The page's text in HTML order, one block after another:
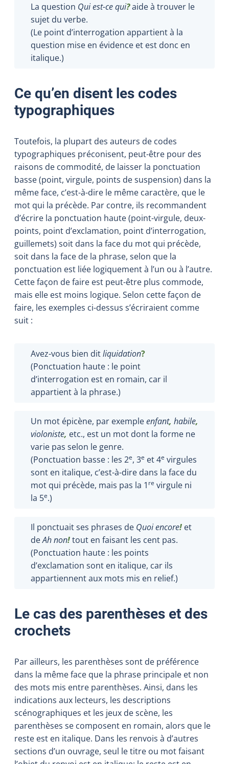
La question Qui est-ce qui?aide à trouver le
sujet du verbe.
(Le point d’interrogation appartient à la
question mise en évidence et est donc en
italique.)
Ce qu’en disent les codes
typographiques
Toutefois, la plupart des auteurs de codes
typographiques préconisent, peut-être pour des
raisons de commodité, de laisser la ponctuation
basse (point, virgule, points de suspension) dans la
même face, c’est-à-dire le même caractère, que le
mot qui la précède. Par contre, ils recommandent
d’écrire la ponctuation haute (point-virgule, deux-
points, point d’exclamation, point d’interrogation,
guillemets) soit dans la face du mot qui précède,
soit dans la face de la phrase, selon que la
ponctuation est liée logiquement à l’un ou à l’autre.
Cette façon de faire est peut-être plus commode,
mais elle est moins logique. Selon cette façon de
faire, les exemples ci-dessus s’écriraient comme
suit :
Avez-vous bien ditliquidation?
(Ponctuation haute : le point
d’interrogation est en romain, car il
appartient à la phrase.)
Un mot épicène, par exempleenfant, habile,
violoniste, etc., est un mot dont la forme ne
varie pas selon le genre.
(Ponctuation basse : les 2e, 3e et 4e virgules
sont en italique, c’est-à-dire dans la face du
mot qui précède, mais pas la 1 re virgule ni
la 5e.)
Il ponctuait ses phrases de Quoi encore! et
deAh non!tout en faisant les cent pas.
(Ponctuation haute : les points
d’exclamation sont en italique, car ils
appartiennent aux mots mis en relief.)
Le cas des parenthèses et des
crochets
Par ailleurs, les parenthèses sont de préférence
dans la même face que la phrase principale et non
des mots mis entre parenthèses. Ainsi, dans les
indications aux lecteurs, les descriptions
scénographiques et les jeux de scène, les
parenthèses se composent en romain, alors que le
reste est en italique. Dans les renvois à d’autres
sections d’un ouvrage, seul le titre ou mot faisant